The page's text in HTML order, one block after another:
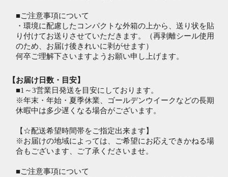
■ご注意事項について
・環境に配慮したコンパクトな外箱の上から、送り状を貼
り付けてお送りさせていただきます。（再剥離シール使用
のため、お届け後きれいに剥がせます）
何卒ご理解下さいますようお願い申し上げます。
【お届け日数・目安】
■1～3営業日発送を目安にしております。
※年末・年始・夏季休業、ゴールデンウイークなどの長期
休暇中は多少遅くなる場合がございます。
【☆配送希望時間帯をご指定出来ます】
※お届けの地域によっては、ご希望にお応えできかねる場
合もございます、ご了承くださいませ。
■ご注意事項について